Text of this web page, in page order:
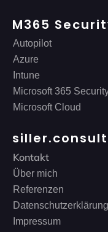
M365
Autopilot
Azure
Intune
Microsoft 365
Microsoft Cloud
Kontakt
Über mich
Referenzen
Datenschutzerklärung
Impressum